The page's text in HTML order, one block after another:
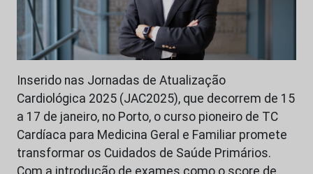
Inserido nas Jornadas de Atualização
Cardiológica 2025 (JAC2025), que decorrem de 15
a 17 de janeiro, no Porto, o curso pioneiro de TC
Cardíaca para Medicina Geral e Familiar promete
transformar os Cuidados de Saúde Primários.